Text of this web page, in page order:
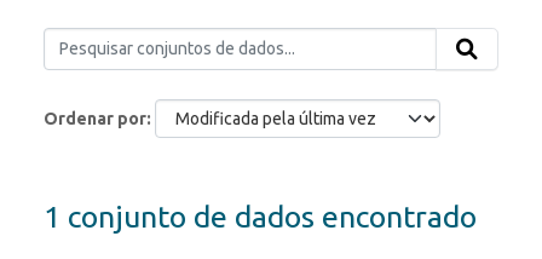
Ordenar por
1 conjunto de dados encontrado